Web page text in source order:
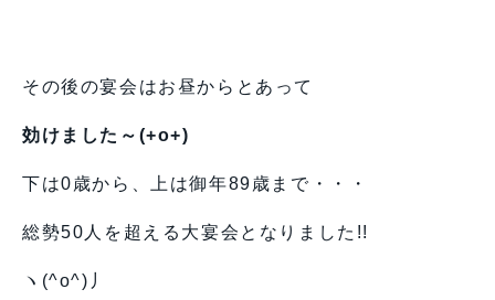
その後の宴会はお昼からとあって
効けました～(+o+)
下は0歳から、上は御年89歳まで・・・
総勢50人を超える大宴会となりました!!
ヽ(^o^)丿